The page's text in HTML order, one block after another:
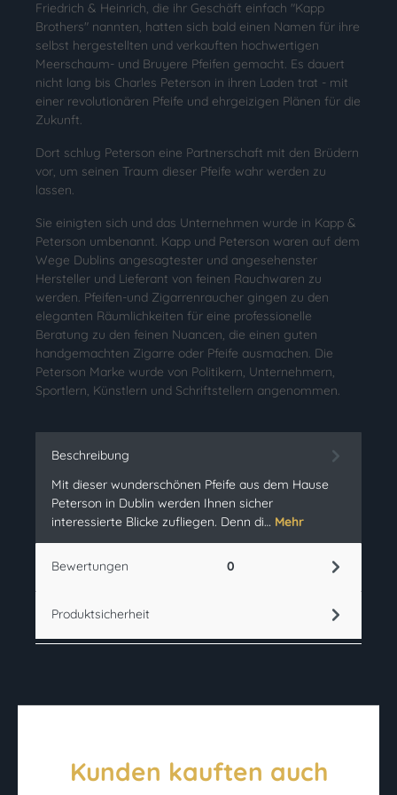
Friedrich & Heinrich, die ihr Geschäft einfach "Kapp
Brothers" nannten, hatten sich bald einen Namen für ihre
selbst hergestellten und verkauften hochwertigen
Meerschaum- und Bruyere Pfeifen gemacht. Es dauert
nicht lang bis Charles Peterson in ihren Laden trat - mit
einer revolutionären Pfeife und ehrgeizigen Plänen für die
Zukunft.
Dort schlug Peterson eine Partnerschaft mit den Brüdern
vor, um seinen Traum dieser Pfeife wahr werden zu
lassen.
Sie einigten sich und das Unternehmen wurde in Kapp &
Peterson umbenannt. Kapp und Peterson waren auf dem
Wege Dublins angesagtester und angesehenster
Hersteller und Lieferant von feinen Rauchwaren zu
werden. Pfeifen-und Zigarrenraucher gingen zu den
eleganten Räumlichkeiten für eine professionelle
Beratung zu den feinen Nuancen, die einen guten
handgemachten Zigarre oder Pfeife ausmachen. Die
Peterson Marke wurde von Politikern, Unternehmern,
Sportlern, Künstlern und Schriftstellern angenommen.
Beschreibung
Mit dieser wunderschönen Pfeife aus dem Hause
Peterson in Dublin werden Ihnen sicher
interessierte Blicke zufliegen. Denn di… Mehr
Bewertungen 0
Produktsicherheit
Kunden kauften auch